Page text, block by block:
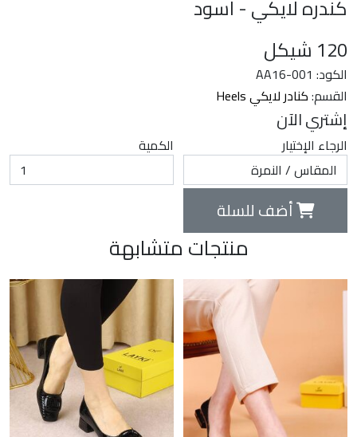
كندره لايكي - اسود
120 شيكل
الكود: AA16-001
القسم:كنادر لايكي Heels
إشتري الآن
الرجاء الإختيار الكمية
أضف للسلة
منتجات متشابهة